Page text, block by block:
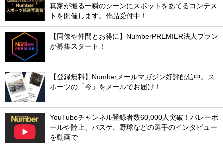
真家が撮る一瞬のシーンにスポットをあてるコンテス
トを開催します。作品受付中！
【同僚や仲間とお得に】NumberPREMIER法人プラン
が募集スタート！
【登録無料】Numberメールマガジン好評配信中。ス
ポーツの「今」をメールでお届け！
YouTubeチャンネル登録者数60,000人突破！バレーボ
ールや陸上、バスケ、野球などの選手のインタビュー
を動画で